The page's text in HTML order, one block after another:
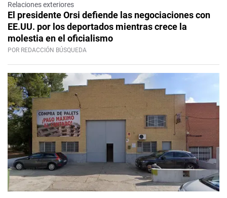
Relaciones exteriores
El presidente Orsi defiende las negociaciones con
EE.UU. por los deportados mientras crece la
molestia en el oficialismo
POR REDACCIÓN BÚSQUEDA